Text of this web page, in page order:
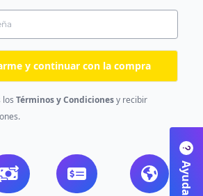
Ayuda
y continuar con la compra
los Términos y Condicionesy recibir